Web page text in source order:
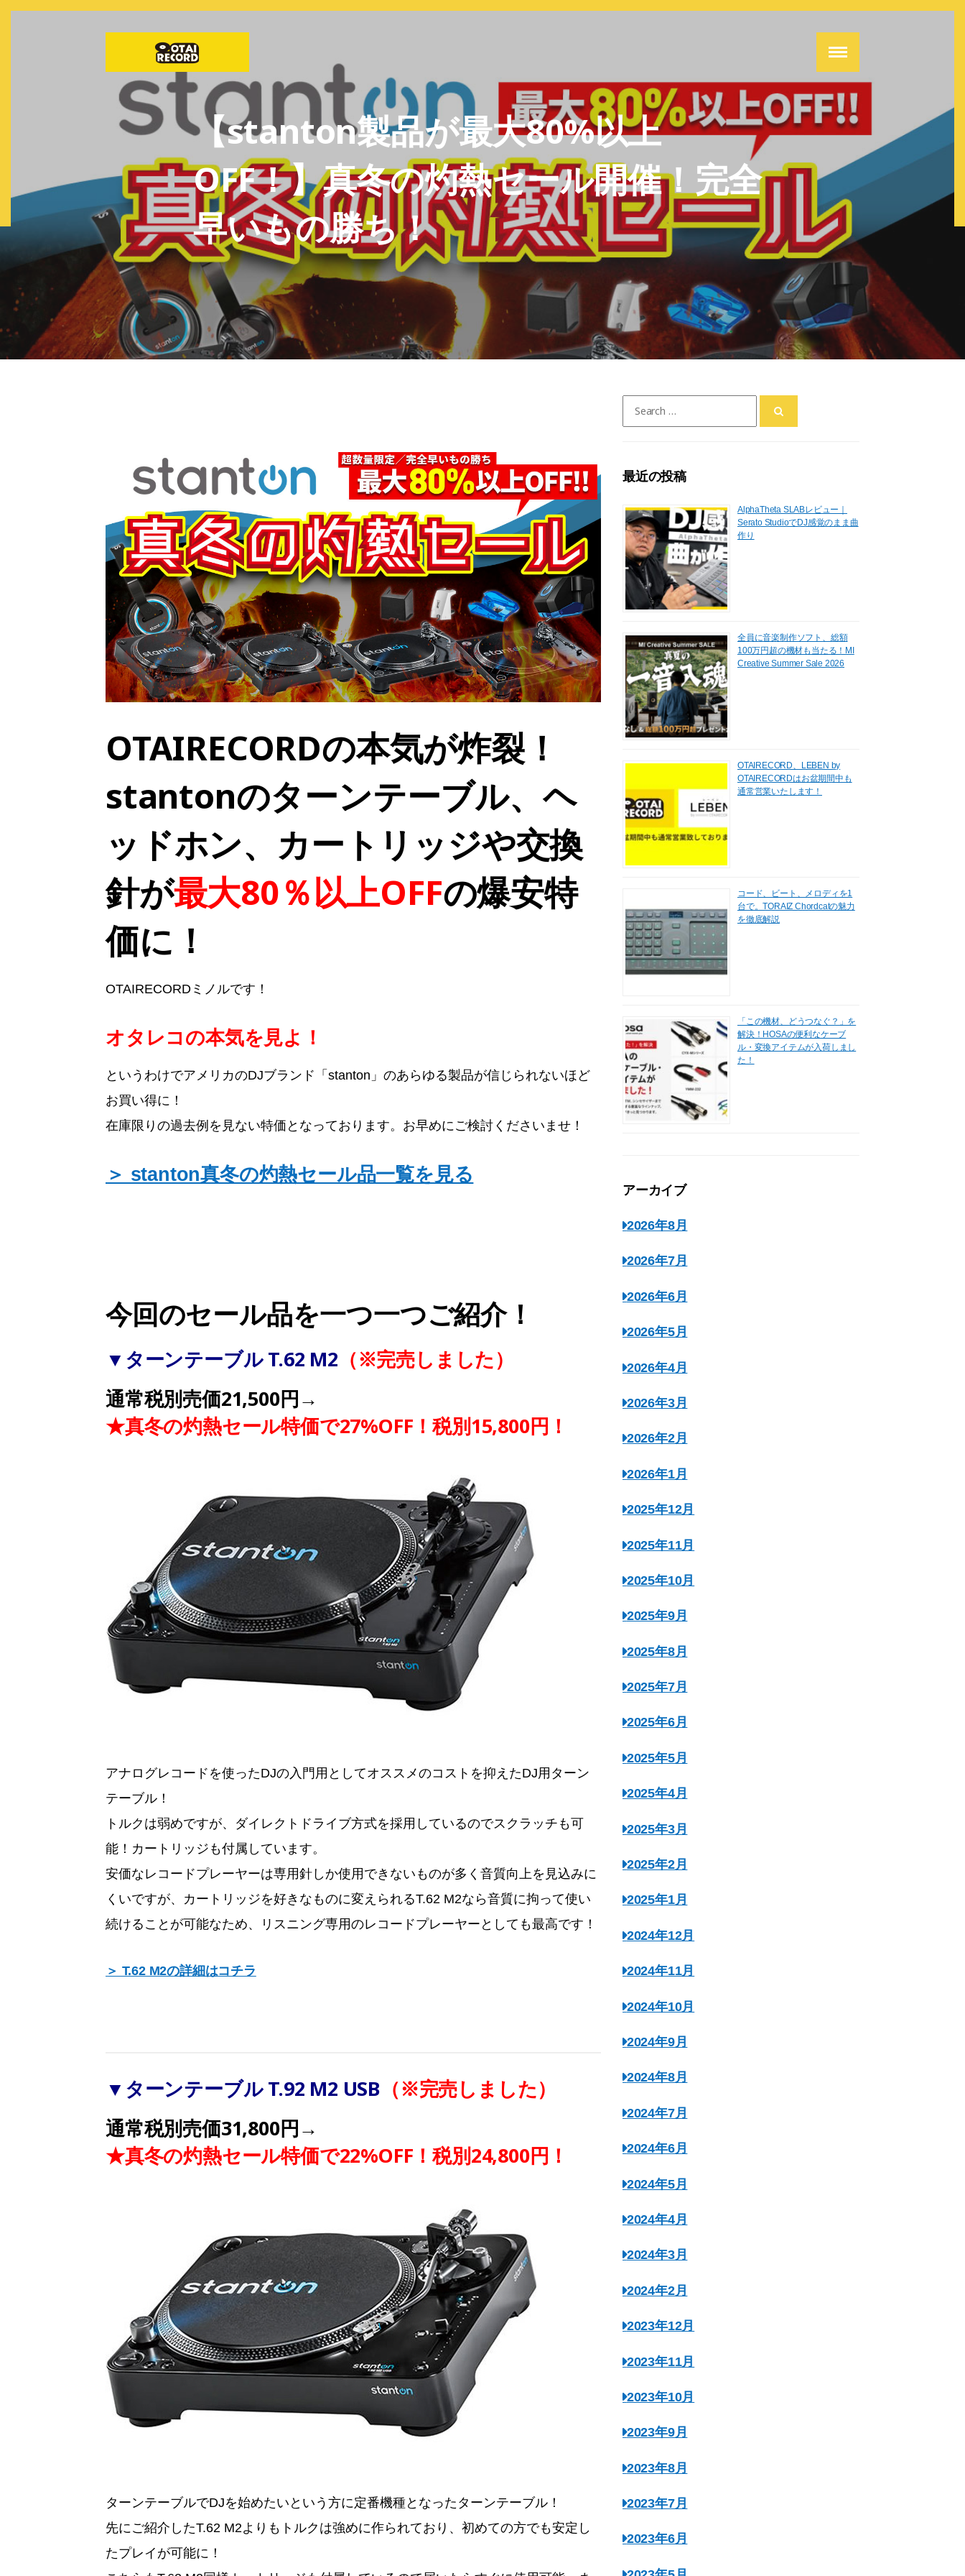
【stanton製品が最大80%以上
OFF！】真冬の灼熱セール開催！完全
早いもの勝ち！
OTAIRECORDの本気が炸裂！
stantonのターンテーブル、ヘ
ッドホン、カートリッジや交換
針が最大80％以上OFFの爆安特
価に！
OTAIRECORDミノルです！
オタレコの本気を見よ！
というわけでアメリカのDJブランド「stanton」のあらゆる製品が信じられないほど
お買い得に！
在庫限りの過去例を見ない特価となっております。お早めにご検討くださいませ！
＞ stanton真冬の灼熱セール品一覧を見る
今回のセール品を一つ一つご紹介！
▼ターンテーブル T.62 M2 （※完売しました）
通常税別売価21,500円→
★真冬の灼熱セール特価で27%OFF！税別15,800円！
アナログレコードを使ったDJの入門用としてオススメのコストを抑えたDJ用ターン
テーブル！
トルクは弱めですが、ダイレクトドライブ方式を採用しているのでスクラッチも可
能！カートリッジも付属しています。
安価なレコードプレーヤーは専用針しか使用できないものが多く音質向上を見込みに
くいですが、カートリッジを好きなものに変えられるT.62 M2なら音質に拘って使い
続けることが可能なため、リスニング専用のレコードプレーヤーとしても最高です！
＞ T.62 M2の詳細はコチラ
▼ターンテーブル T.92 M2 USB （※完売しました）
通常税別売価31,800円→
★真冬の灼熱セール特価で22%OFF！税別24,800円！
ターンテーブルでDJを始めたいという方に定番機種となったターンテーブル！
先にご紹介したT.62 M2よりもトルクは強めに作られており、初めての方でも安定し
たプレイが可能に！
for:
最近の投稿
AlphaTheta SLABレビュー｜
Serato StudioでDJ感覚のまま曲
作り
全員に音楽制作ソフト、総額
100万円超の機材も当たる！MI
Creative Summer Sale 2026
OTAIRECORD、LEBEN by
OTAIRECORDはお盆期間中も
通常営業いたします！
コード、ビート、メロディを1
台で。TORAIZ Chordcatの魅力
を徹底解説
「この機材、どうつなぐ？」を
解決！HOSAの便利なケーブ
ル・変換アイテムが入荷しまし
た！
アーカイブ
2026年8月
2026年7月
2026年6月
2026年5月
2026年4月
2026年3月
2026年2月
2026年1月
2025年12月
2025年11月
2025年10月
2025年9月
2025年8月
2025年7月
2025年6月
2025年5月
2025年4月
2025年3月
2025年2月
2025年1月
2024年12月
2024年11月
2024年10月
2024年9月
2024年8月
2024年7月
2024年6月
2024年5月
2024年4月
2024年3月
2024年2月
2023年12月
2023年11月
2023年10月
2023年9月
2023年8月
2023年7月
2023年6月